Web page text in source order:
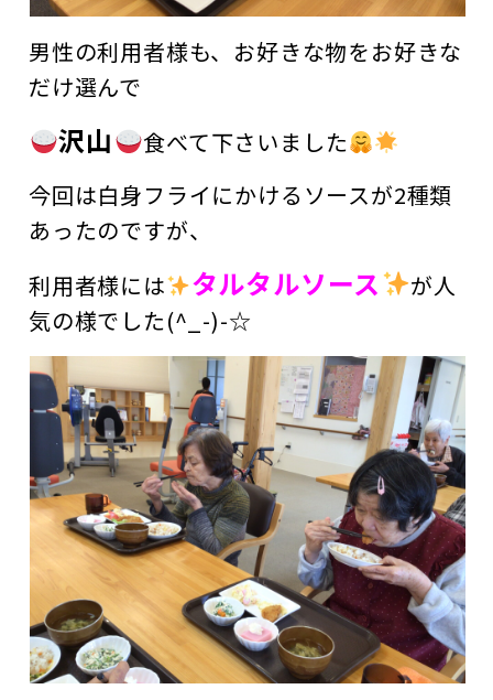
男性の利用者様も、お好きな物をお好きな
だけ選んで
沢山
食べて下さいました
今回は白身フライにかけるソースが2種類
あったのですが、
利用者様には
タルタルソース
が人
気の様でした(^_-)-☆